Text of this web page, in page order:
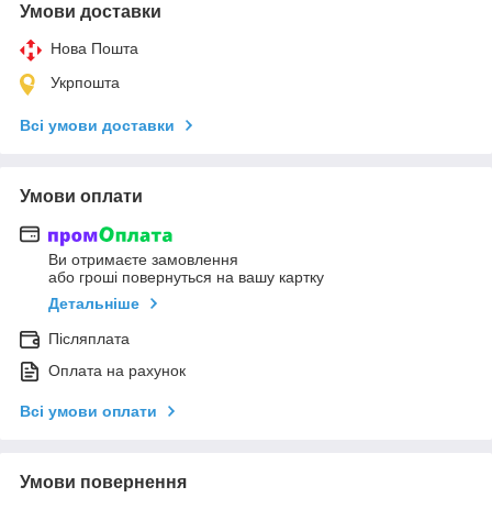
Умови доставки
Нова Пошта
Укрпошта
Всі умови доставки
Умови оплати
Ви отримаєте замовлення
або гроші повернуться на вашу картку
Детальніше
Післяплата
Оплата на рахунок
Всі умови оплати
Умови повернення